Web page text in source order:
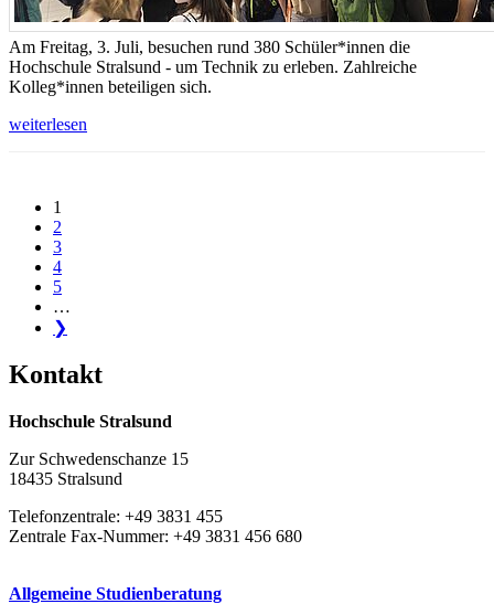
Am Freitag, 3. Juli, besuchen rund 380 Schüler*innen die
Hochschule Stralsund - um Technik zu erleben. Zahlreiche
Kolleg*innen beteiligen sich.
weiterlesen
1
2
3
4
5
…
❯
Kon­takt
Hochschule Stralsund
Zur Schwedenschanze 15
18435 Stralsund
Telefonzentrale: +49 3831 455
Zentrale Fax-Nummer: +49 3831 456 680
Allgemeine Studienberatung